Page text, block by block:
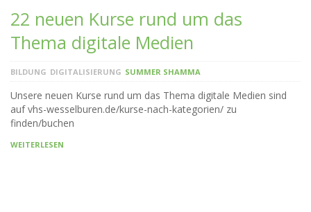
22 neuen Kurse rund um das
Thema digitale Medien
BILDUNG DIGITALISIERUNG SUMMER SHAMMA
Unsere neuen Kurse rund um das Thema digitale Medien sind
auf vhs-wesselburen.de/kurse-nach-kategorien/ zu
finden/buchen
WEITERLESEN